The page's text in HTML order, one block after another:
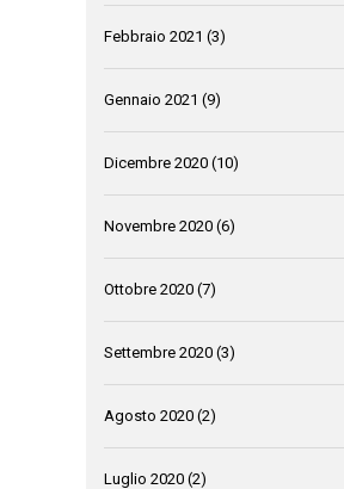
Febbraio 2021 (3)
Gennaio 2021 (9)
Dicembre 2020 (10)
Novembre 2020 (6)
Ottobre 2020 (7)
Settembre 2020 (3)
Agosto 2020 (2)
Luglio 2020 (2)